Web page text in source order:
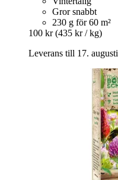
Gror snabbt
230 g för 60 m²
100 kr (435 kr / kg)
Leverans till 17. augusti